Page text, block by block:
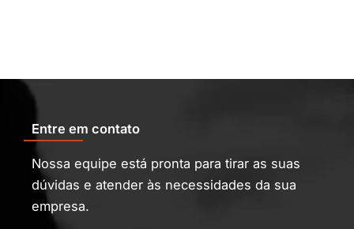
Entre em contato
Nossa equipe está pronta para tirar as suas
dúvidas e atender às necessidades da sua
empresa.